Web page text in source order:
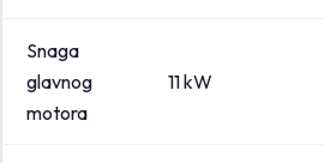
Snaga
glavnog
motora
11 kW